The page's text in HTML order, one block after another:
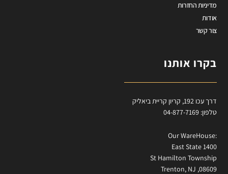
מדיניות החזרות
אודות
צור קשר
בקרו אותנו
דרך עכו 192, קריון קריית ביאליק
טלפון: 04-877-7169
:Our WareHouse
East State 1400
St Hamilton Township
Trenton, NJ ,08609